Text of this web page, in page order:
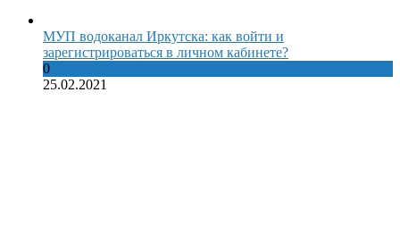
МУП водоканал Иркутска: как войти и
зарегистрироваться в личном кабинете?
0
25.02.2021